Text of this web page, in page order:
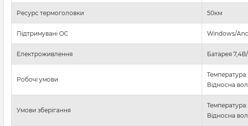
Ресурс термоголовки 50км
Підтримувані ОС Windows/
Електроживлення Батарея
Робочі умови
Відносна
Умови зберігання
Температура:
Відносна